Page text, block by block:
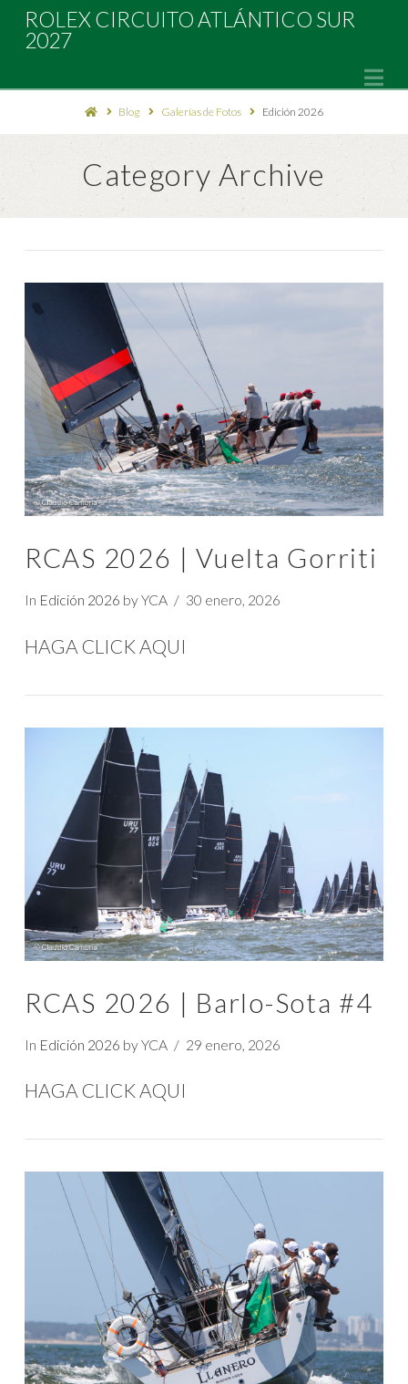
Rolex
Circuito
Atlántico
Sur
2027
ROLEX CIRCUITO ATLÁNTICO SUR
2027
Blog Galerías de Fotos Edición 2026
Category Archive
VIEW POST
RCAS 2026 | Vuelta Gorriti
In Edición 2026 by YCA 30 enero, 2026
HAGA CLICK AQUI
VIEW POST
RCAS 2026 | Barlo-Sota #4
In Edición 2026 by YCA 29 enero, 2026
HAGA CLICK AQUI